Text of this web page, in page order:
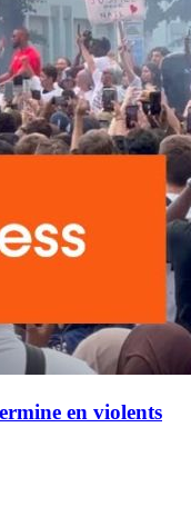
en violents